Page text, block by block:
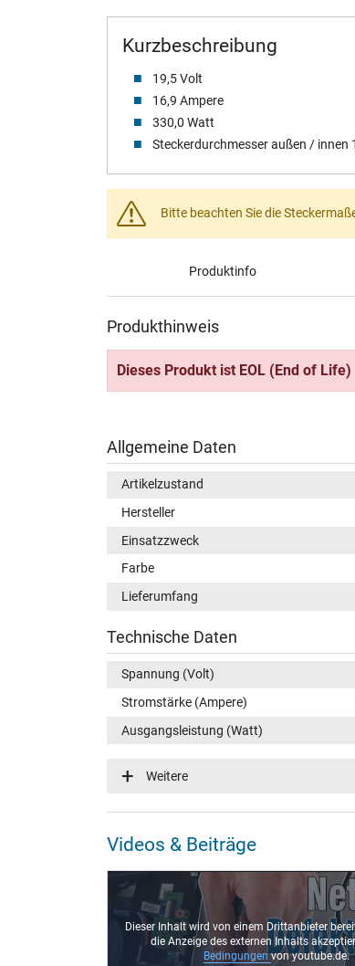
Kurzbeschreibung
19,5 Volt
16,9 Ampere
330,0 Watt
Steckerdurchmesser außen / innen
Bitte beachten Sie die
Produktinfo
Produkthinweis
Dieses Produkt ist EOL (End of Life)
Allgemeine Daten
Artikelzustand
Hersteller
Einsatzzweck
Farbe
Lieferumfang
Technische Daten
Spannung (Volt)
Stromstärke (Ampere)
Ausgangsleistung (Watt)
Energieeffizienz
Funktions-LED
Notebook Stecker
Steckertyp / -form
Steckerlänge (mm)
Steckerdurchmesser außen / innen
Weitere
Videos & Beiträge
Dieser Inhalt wird von einem Drittanbieter
die Anzeige des externen Inhalts
Bedingungenvon youtube.de.